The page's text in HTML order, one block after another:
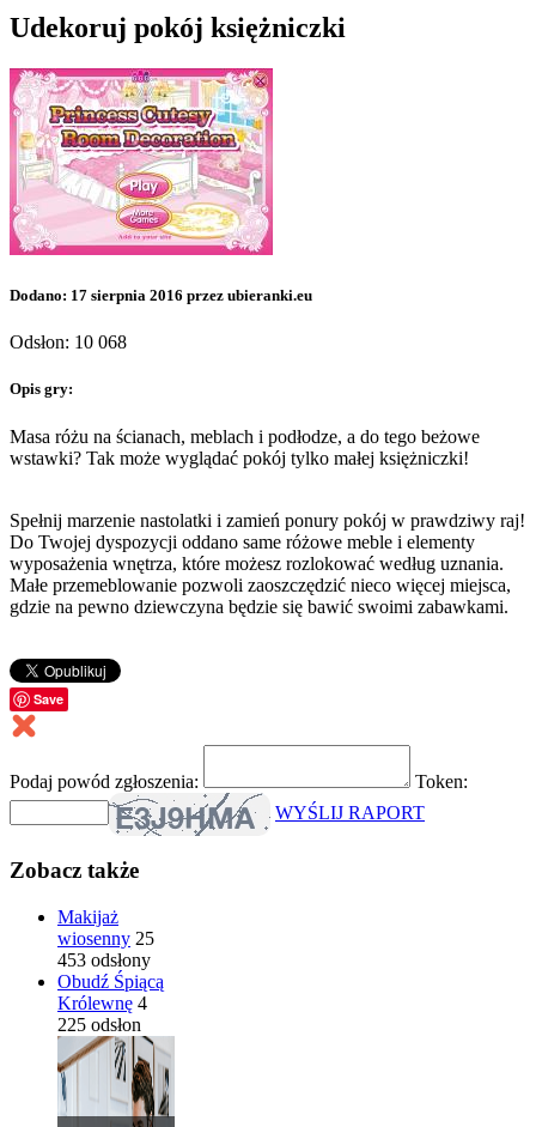
Udekoruj pokój księżniczki
Dodano: 17 sierpnia 2016 przez ubieranki.eu
Odsłon: 10 068
Opis gry:
Masa różu na ścianach, meblach i podłodze, a do tego beżowe
wstawki? Tak może wyglądać pokój tylko małej księżniczki!
Spełnij marzenie nastolatki i zamień ponury pokój w prawdziwy raj!
Do Twojej dyspozycji oddano same różowe meble i elementy
wyposażenia wnętrza, które możesz rozlokować według uznania.
Małe przemeblowanie pozwoli zaoszczędzić nieco więcej miejsca,
gdzie na pewno dziewczyna będzie się bawić swoimi zabawkami.
Save
Podaj powód zgłoszenia:
Token:
WYŚLIJ RAPORT
Zobacz także
Makijaż
wiosenny 25
453 odsłony
Obudź Śpiącą
Królewnę 4
225 odsłon